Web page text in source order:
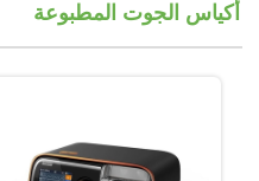
أكياس الجوت المطبوعة